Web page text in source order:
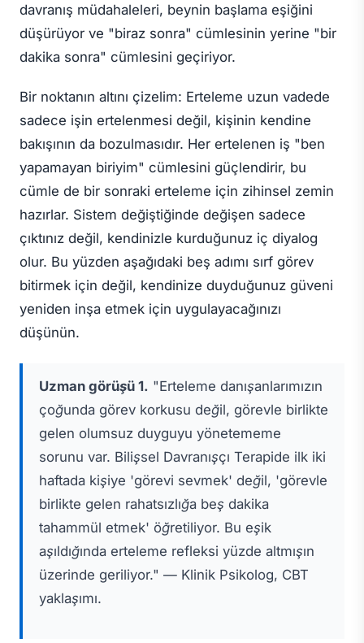
davranış müdahaleleri, beynin başlama eşiğini
düşürüyor ve "biraz sonra" cümlesinin yerine "bir
dakika sonra" cümlesini geçiriyor.
Bir noktanın altını çizelim: Erteleme uzun vadede
sadece işin ertelenmesi değil, kişinin kendine
bakışının da bozulmasıdır. Her ertelenen iş "ben
yapamayan biriyim" cümlesini güçlendirir, bu
cümle de bir sonraki erteleme için zihinsel zemin
hazırlar. Sistem değiştiğinde değişen sadece
çıktınız değil, kendinizle kurduğunuz iç diyalog
olur. Bu yüzden aşağıdaki beş adımı sırf görev
bitirmek için değil, kendinize duyduğunuz güveni
yeniden inşa etmek için uygulayacağınızı
düşünün.
Uzman görüşü 1. "Erteleme danışanlarımızın
çoğunda görev korkusu değil, görevle birlikte
gelen olumsuz duyguyu yönetememe
sorunu var. Bilişsel Davranışçı Terapide ilk iki
haftada kişiye 'görevi sevmek' değil, 'görevle
birlikte gelen rahatsızlığa beş dakika
tahammül etmek' öğretiliyor. Bu eşik
aşıldığında erteleme refleksi yüzde altmışın
üzerinde geriliyor." — Klinik Psikolog, CBT
yaklaşımı.